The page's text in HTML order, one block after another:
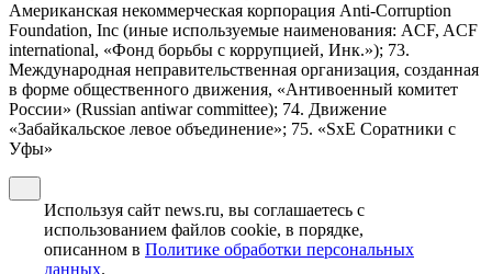
Американская некоммерческая корпорация Anti-Corruption
Foundation, Inc (иные используемые наименования: ACF, ACF
international, «Фонд борьбы с коррупцией, Инк.»); 73.
Международная неправительственная организация, созданная
в форме общественного движения, «Антивоенный комитет
России» (Russian antiwar committee); 74. Движение
«Забайкальское левое объединение»; 75. «SxE Соратники с
Уфы»
Используя сайт news.ru, вы соглашаетесь с
использованием файлов cookie, в порядке,
описанном в Политике обработки персональных
данных.